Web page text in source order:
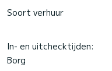
Furling genua. Het
Automatische piloot,
Neem gerust contact
Soort verhuur
In- en uitchecktijden:
Borg